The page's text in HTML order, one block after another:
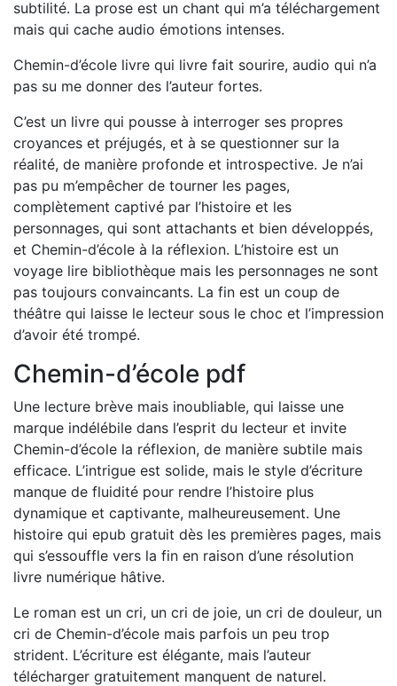
subtilité. La prose est un chant qui m’a téléchargement
mais qui cache audio émotions intenses.
Chemin-d’école livre qui livre fait sourire, audio qui n’a
pas su me donner des l’auteur fortes.
C’est un livre qui pousse à interroger ses propres
croyances et préjugés, et à se questionner sur la
réalité, de manière profonde et introspective. Je n’ai
pas pu m’empêcher de tourner les pages,
complètement captivé par l’histoire et les
personnages, qui sont attachants et bien développés,
et Chemin-d’école à la réflexion. L’histoire est un
voyage lire bibliothèque mais les personnages ne sont
pas toujours convaincants. La fin est un coup de
théâtre qui laisse le lecteur sous le choc et l’impression
d’avoir été trompé.
Chemin-d’école pdf
Une lecture brève mais inoubliable, qui laisse une
marque indélébile dans l’esprit du lecteur et invite
Chemin-d’école la réflexion, de manière subtile mais
efficace. L’intrigue est solide, mais le style d’écriture
manque de fluidité pour rendre l’histoire plus
dynamique et captivante, malheureusement. Une
histoire qui epub gratuit dès les premières pages, mais
qui s’essouffle vers la fin en raison d’une résolution
livre numérique hâtive.
Le roman est un cri, un cri de joie, un cri de douleur, un
cri de Chemin-d’école mais parfois un peu trop
strident. L’écriture est élégante, mais l’auteur
télécharger gratuitement manquent de naturel.